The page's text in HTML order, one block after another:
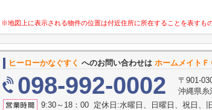
※地図上に表示される物件の位置は付近住所に所在することを表すも
ヒーローかなぐすく へのお問い合わせは ホームメイト
098-992-0002
〒901-
沖縄県糸
9:30～18：00 定休日:水曜日、日曜日、祝日、